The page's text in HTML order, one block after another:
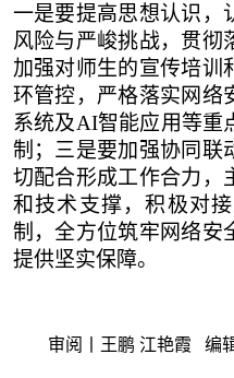
一是要提高思想认识，
风险与严峻挑战，贯彻
加强对师生的宣传培训
环管控，严格落实网络
系统及AI智能应用等重
制；三是要加强协同联
切配合形成工作合力，
和技术支撑，积极对
制，全方位筑牢网络安
提供坚实保障。
审阅丨王鹏 江艳霞 编